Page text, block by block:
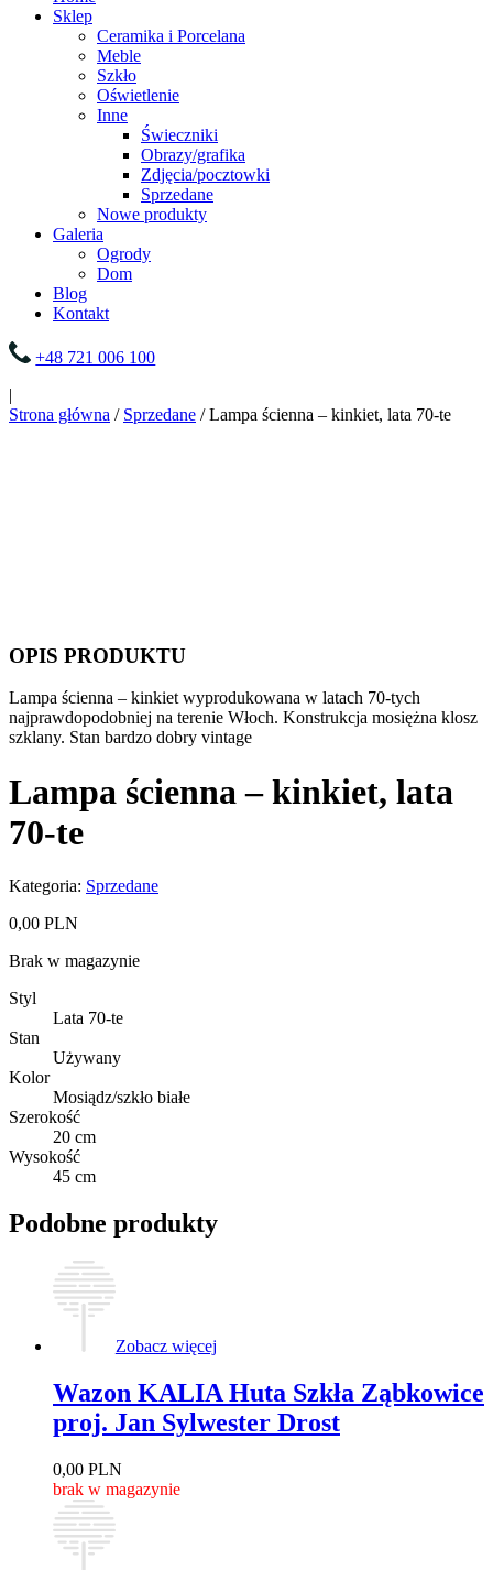
Sklep
Ceramika i Porcelana
Meble
Szkło
Oświetlenie
Inne
Świeczniki
Obrazy/grafika
Zdjęcia/pocztowki
Sprzedane
Nowe produkty
Galeria
Ogrody
Dom
Blog
Kontakt
+48 721 006 100
|
Strona główna / Sprzedane / Lampa ścienna – kinkiet, lata 70-te
OPIS PRODUKTU
Lampa ścienna – kinkiet wyprodukowana w latach 70-tych
najprawdopodobniej na terenie Włoch. Konstrukcja mosiężna klosz
szklany. Stan bardzo dobry vintage
Lampa ścienna – kinkiet, lata
70-te
Kategoria: Sprzedane
0,00 PLN
Brak w magazynie
Styl
Lata 70-te
Stan
Używany
Kolor
Mosiądz/szkło białe
Szerokość
20 cm
Wysokość
45 cm
Podobne produkty
Zobacz więcej
Wazon KALIA Huta Szkła Ząbkowice
proj. Jan Sylwester Drost
0,00 PLN
brak w magazynie